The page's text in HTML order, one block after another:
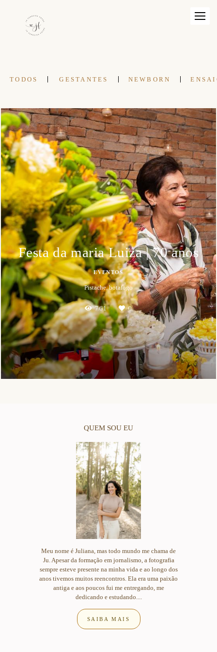
TODOS GESTANTES NEWBORN
Festa da maria Luiza | 70 anos
EVENTOS
Pistache, botafogo
761 0
QUEM SOU EU
Meu nome é Juliana, mas todo mundo me chama de
Ju. Apesar da formação em jornalismo, a fotografia
sempre esteve presente na minha vida e ao longo dos
anos tivemos muitos reencontros. Ela era uma paixão
antiga e aos poucos fui me entregando, me
dedicando e estudando....
SAIBA MAIS